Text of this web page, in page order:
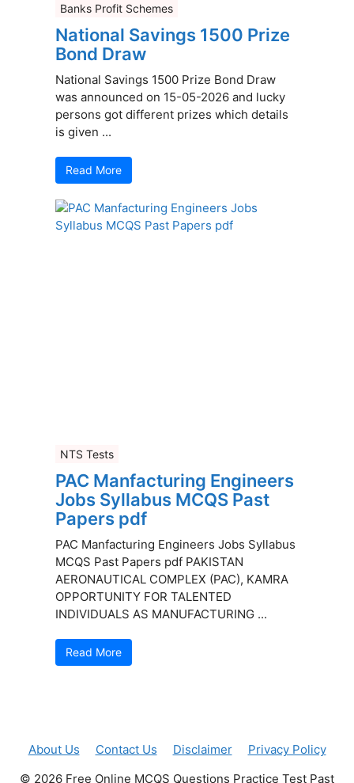
Banks Profit Schemes
National Savings 1500 Prize
Bond Draw
National Savings 1500 Prize Bond Draw
was announced on 15-05-2026 and lucky
persons got different prizes which details
is given ...
Read More
NTS Tests
PAC Manfacturing Engineers
Jobs Syllabus MCQS Past
Papers pdf
PAC Manfacturing Engineers Jobs Syllabus
MCQS Past Papers pdf PAKISTAN
AERONAUTICAL COMPLEX (PAC), KAMRA
OPPORTUNITY FOR TALENTED
INDIVIDUALS AS MANUFACTURING ...
Read More
About Us Contact Us Disclaimer
Privacy Policy
© 2026 Free Online MCQS Questions Practice Test Past